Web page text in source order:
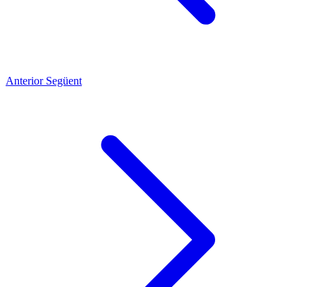
Anterior Següent